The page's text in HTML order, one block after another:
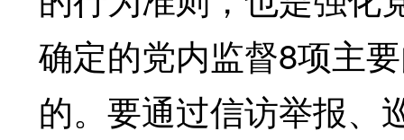
确定的党内监督8项主
的。要通过信访举报、